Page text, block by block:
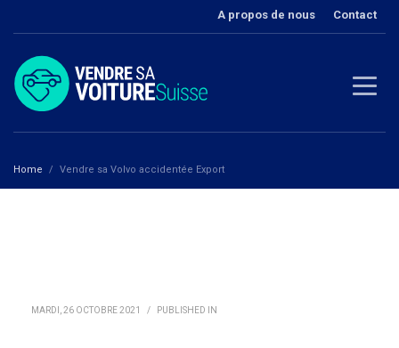
A propos de nous Contact
Home Vendre sa Volvo accidentée Export
MARDI, 26 OCTOBRE 2021 / PUBLISHED IN